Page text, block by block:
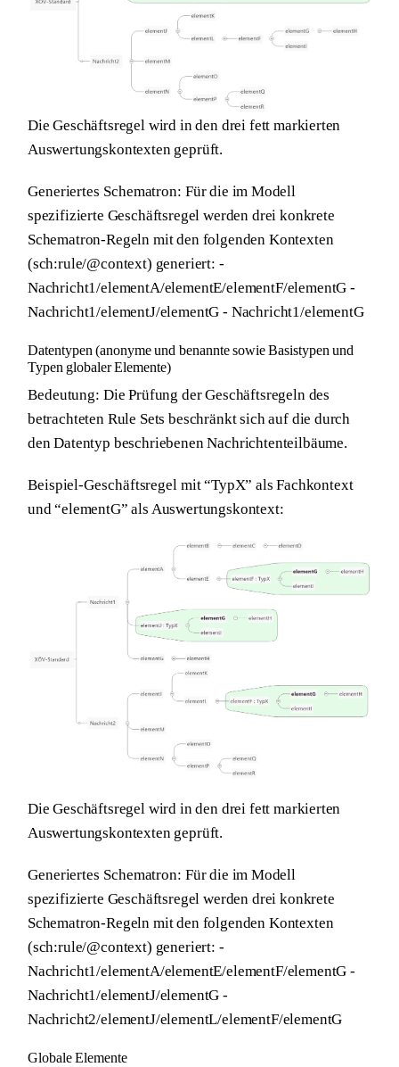
Die Geschäftsregel wird in den drei fett markierten
Auswertungskontexten geprüft.
Generiertes Schematron: Für die im Modell
spezifizierte Geschäftsregel werden drei konkrete
Schematron-Regeln mit den folgenden Kontexten
(sch:rule/@context) generiert: -
Nachricht1/elementA/elementE/elementF/elementG -
Nachricht1/elementJ/elementG - Nachricht1/elementG
Datentypen (anonyme und benannte sowie Basistypen und
Typen globaler Elemente)
Bedeutung: Die Prüfung der Geschäftsregeln des
betrachteten Rule Sets beschränkt sich auf die durch
den Datentyp beschriebenen Nachrichtenteilbäume.
Beispiel-Geschäftsregel mit “TypX” als Fachkontext
und “elementG” als Auswertungskontext:
Die Geschäftsregel wird in den drei fett markierten
Auswertungskontexten geprüft.
Generiertes Schematron: Für die im Modell
spezifizierte Geschäftsregel werden drei konkrete
Schematron-Regeln mit den folgenden Kontexten
(sch:rule/@context) generiert: -
Nachricht1/elementA/elementE/elementF/elementG -
Nachricht1/elementJ/elementG -
Nachricht2/elementJ/elementL/elementF/elementG
Globale Elemente